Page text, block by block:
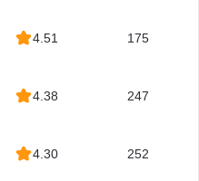
4.51 175
4.38 247
4.30 252